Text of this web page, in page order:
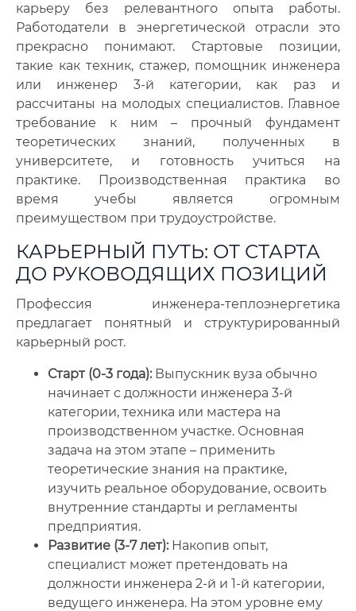
карьеру без релевантного опыта работы.
Работодатели в энергетической отрасли это
прекрасно понимают. Стартовые позиции,
такие как техник, стажер, помощник инженера
или инженер 3-й категории, как раз и
рассчитаны на молодых специалистов. Главное
требование к ним – прочный фундамент
теоретических знаний, полученных в
университете, и готовность учиться на
практике. Производственная практика во
время учебы является огромным
преимуществом при трудоустройстве.
КАРЬЕРНЫЙ ПУТЬ: ОТ СТАРТА
ДО РУКОВОДЯЩИХ ПОЗИЦИЙ
Профессия инженера-теплоэнергетика
предлагает понятный и структурированный
карьерный рост.
Старт (0-3 года):Выпускник вуза обычно
начинает с должности инженера 3-й
категории, техника или мастера на
производственном участке. Основная
задача на этом этапе – применить
теоретические знания на практике,
изучить реальное оборудование, освоить
внутренние стандарты и регламенты
предприятия.
Развитие (3-7 лет):Накопив опыт,
специалист может претендовать на
должности инженера 2-й и 1-й категории,
ведущего инженера. На этом уровне ему